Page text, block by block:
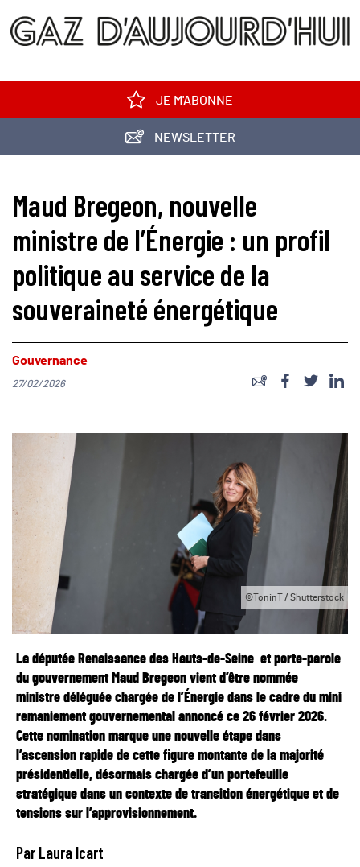
JE M'ABONNE
NEWSLETTER
Maud Bregeon, nouvelle
ministre de l’Énergie : un profil
politique au service de la
souveraineté énergétique
Gouvernance
27/02/2026
©ToninT / Shutterstock
La députée Renaissance des Hauts-de-Seine et porte-parole
du gouvernement Maud Bregeon vient d’être nommée
ministre déléguée chargée de l’Énergie dans le cadre du mini
remaniement gouvernemental annoncé ce 26 février 2026.
Cette nomination marque une nouvelle étape dans
l’ascension rapide de cette figure montante de la majorité
présidentielle, désormais chargée d’un portefeuille
stratégique dans un contexte de transition énergétique et de
tensions sur l’approvisionnement.
Par Laura Icart